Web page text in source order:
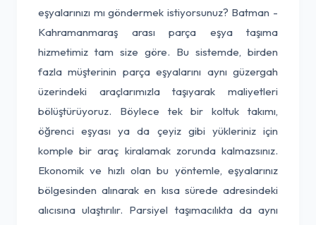
eşyalarınızı mı göndermek istiyorsunuz? Batman -
Kahramanmaraş arası parça eşya taşıma
hizmetimiz tam size göre. Bu sistemde, birden
fazla müşterinin parça eşyalarını aynı güzergah
üzerindeki araçlarımızla taşıyarak maliyetleri
bölüştürüyoruz. Böylece tek bir koltuk takımı,
öğrenci eşyası ya da çeyiz gibi yükleriniz için
komple bir araç kiralamak zorunda kalmazsınız.
Ekonomik ve hızlı olan bu yöntemle, eşyalarınız
bölgesinden alınarak en kısa sürede adresindeki
alıcısına ulaştırılır. Parsiyel taşımacılıkta da aynı